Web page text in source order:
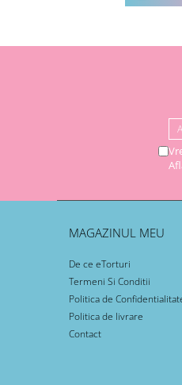
MAGAZINUL MEU
De ce eTorturi
Termeni Si Conditii
Politica de
Politica de livrare
Contact